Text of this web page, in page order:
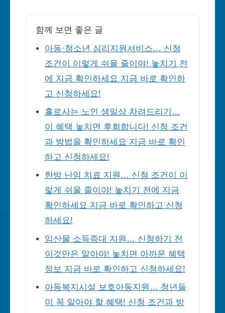
함께 보면 좋은 글
아동·청소년 심리지원서비스… 신청
조건이 이렇게 쉬울 줄이야! 놓치기 전
에 지금 확인하세요 지금 바로 확인하
고 신청하세요!
홀로사는 노인 생일상 차려드리기…
이 혜택 놓치면 후회합니다! 신청 조건
과 방법을 확인하세요 지금 바로 확인
하고 신청하세요!
한방 난임 치료 지원… 신청 조건이 이
렇게 쉬울 줄이야! 놓치기 전에 지금
확인하세요 지금 바로 확인하고 신청
하세요!
임산물 소득증대 지원… 신청하기 전
이것만은 알아야! 놓치면 아까운 혜택
정보 지금 바로 확인하고 신청하세요!
아동복지시설 보호아동지원… 청년들
이 꼭 알아야 할 혜택! 신청 조건과 방